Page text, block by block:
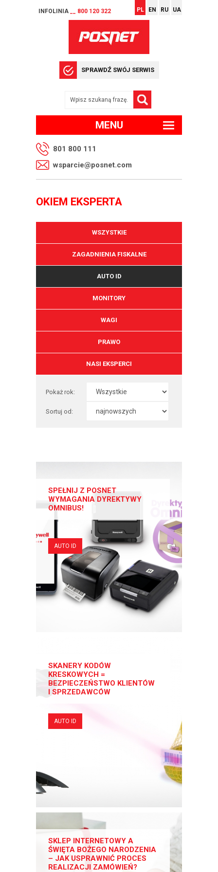
INFOLINIA __ 800 120 322 PL EN RU UA
SPRAWDŹ SWÓJ SERWIS
MENU
801 800 111
wsparcie@posnet.com
OKIEM EKSPERTA
WSZYSTKIE
ZAGADNIENIA FISKALNE
AUTO ID
MONITORY
WAGI
PRAWO
NASI EKSPERCI
Pokaż rok:
Sortuj od:
SPEŁNIJ Z POSNET
WYMAGANIA DYREKTYWY
OMNIBUS!
AUTO ID
SKANERY KODÓW
KRESKOWYCH =
BEZPIECZEŃSTWO KLIENTÓW
I SPRZEDAWCÓW
AUTO ID
SKLEP INTERNETOWY A
ŚWIĘTA BOŻEGO NARODZENIA
– JAK USPRAWNIĆ PROCES
REALIZACJI ZAMÓWIEŃ?